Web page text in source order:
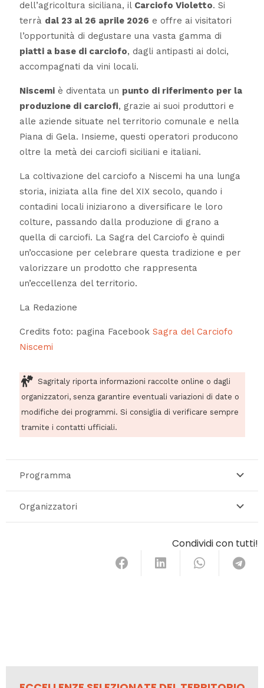
dell’agricoltura siciliana, il Carciofo Violetto. Si
terrà dal 23 al 26 aprile 2026 e offre ai visitatori
l’opportunità di degustare una vasta gamma di
piatti a base di carciofo, dagli antipasti ai dolci,
accompagnati da vini locali.
Niscemiè diventata un punto di riferimento per la
produzione di carciofi, grazie ai suoi produttori e
alle aziende situate nel territorio comunale e nella
Piana di Gela. Insieme, questi operatori producono
oltre la metà dei carciofi siciliani e italiani.
La coltivazione del carciofo a Niscemi ha una lunga
storia, iniziata alla fine del XIX secolo, quando i
contadini locali iniziarono a diversificare le loro
colture, passando dalla produzione di grano a
quella di carciofi. La Sagra del Carciofo è quindi
un’occasione per celebrare questa tradizione e per
valorizzare un prodotto che rappresenta
un’eccellenza del territorio.
La Redazione
Credits foto: pagina Facebook Sagra del Carciofo
Niscemi
Sagritaly riporta informazioni raccolte online o dagli
organizzatori, senza garantire eventuali variazioni di date o
modifiche dei programmi. Si consiglia di verificare sempre
tramite i contatti ufficiali.
Programma
Organizzatori
Condividi con tutti!